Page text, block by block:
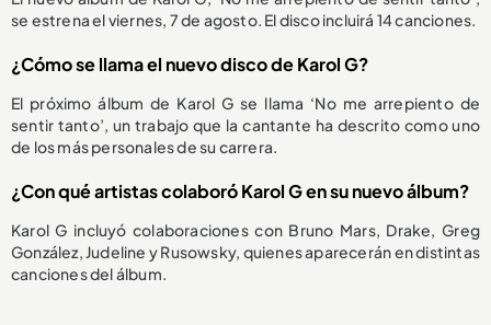
se estrena el viernes, 7 de agosto. El disco incluirá 14 canciones.
¿Cómo se llama el nuevo disco de Karol G?
El próximo álbum de Karol G se llama ‘No me arrepiento de
sentir tanto’, un trabajo que la cantante ha descrito como uno
de los más personales de su carrera.
¿Con qué artistas colaboró Karol G en su nuevo álbum?
Karol G incluyó colaboraciones con Bruno Mars, Drake, Greg
González, Judeline y Rusowsky, quienes aparecerán en distintas
canciones del álbum.